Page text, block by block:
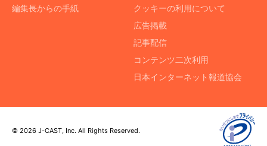
編集長からの手紙
クッキーの利用について
広告掲載
記事配信
コンテンツ二次利用
日本インターネット報道協会
© 2026 J-CAST, Inc. All Rights Reserved.